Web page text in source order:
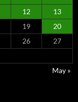
12
13
19
20
26
27
May »